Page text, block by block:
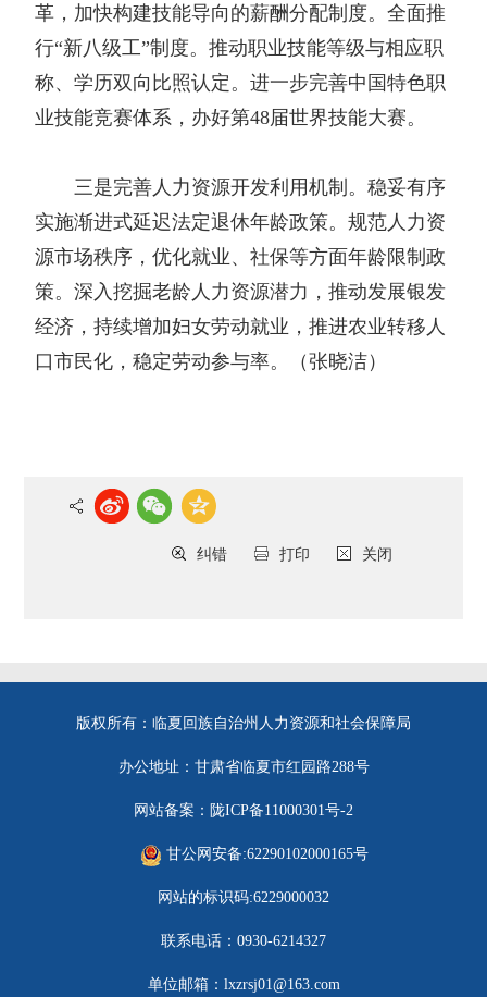
革，加快构建技能导向的薪酬分配制度。全面推
行“新八级工”制度。推动职业技能等级与相应职
称、学历双向比照认定。进一步完善中国特色职
业技能竞赛体系，办好第48届世界技能大赛。
三是完善人力资源开发利用机制。稳妥有序
实施渐进式延迟法定退休年龄政策。规范人力资
源市场秩序，优化就业、社保等方面年龄限制政
策。深入挖掘老龄人力资源潜力，推动发展银发
经济，持续增加妇女劳动就业，推进农业转移人
口市民化，稳定劳动参与率。（张晓洁）
关闭
打印
纠错
版权所有：临夏回族自治州人力资源和社会保障局
办公地址：甘肃省临夏市红园路288号
网站备案：陇ICP备11000301号-2
甘公网安备:62290102000165号
网站的标识码:6229000032
联系电话：0930-6214327
单位邮箱：lxzrsj01@163.com